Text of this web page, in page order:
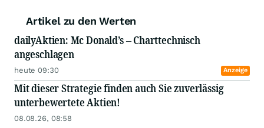
Artikel zu den Werten
dailyAktien: Mc Donald’s – Charttechnisch
angeschlagen
heute 09:30 Anzeige
Mit dieser Strategie finden auch Sie zuverlässig
unterbewertete Aktien!
08.08.26, 08:58